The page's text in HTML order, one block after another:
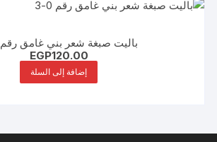
باليت صبغة شعر بني غامق رقم 0-3
EGP120.00
إضافة إلى السلة